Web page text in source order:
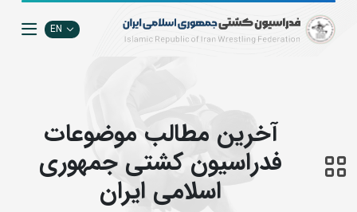
EN
آخرین مطالب موضوعات
فدراسیون کشتی جمهوری
اسلامی ایران